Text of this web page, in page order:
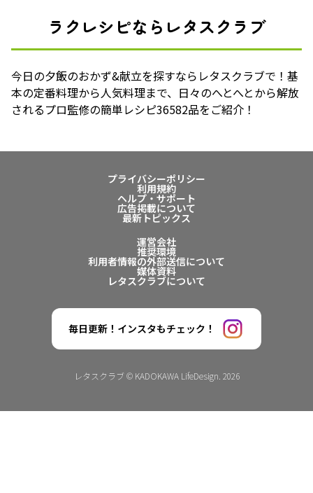
ラクレシピならレタスクラブ
今日の夕飯のおかず&献立を探すならレタスクラブで！基
本の定番料理から人気料理まで、日々のへとへとから解放
されるプロ監修の簡単レシピ36582品をご紹介！
プライバシーポリシー
利用規約
ヘルプ・サポート
広告掲載について
最新トピックス
運営会社
推奨環境
利用者情報の外部送信について
媒体資料
レタスクラブについて
毎日更新！インスタもチェック！
レタスクラブ © KADOKAWA LifeDesign. 2026